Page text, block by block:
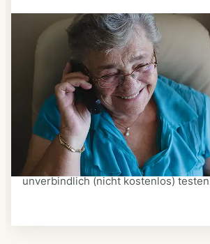
Schritt 3
Bestellen & liefern lassen
Suchen Sie sich aus dem Speiseplan
aus, was Ihnen schmeckt. Bestellen
schriftlich oder im Online-Shop Ihres
Ein Kurier liefert Ihnen das bestellte
vereinbarten Zeitpunkt nach Hause.
Anbietern können Sie Essen auf
unverbindlich (nicht kostenlos)